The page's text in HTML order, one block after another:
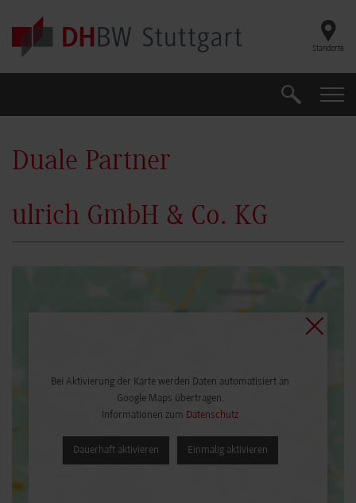
Skip to main content
Standorte
Suche
Duale Partner
ulrich GmbH & Co. KG
Bei Aktivierung der Karte werden Daten automatisiert an
Google Maps übertragen.
Informationen zum Datenschutz
Dauerhaft aktivieren Einmalig aktivieren